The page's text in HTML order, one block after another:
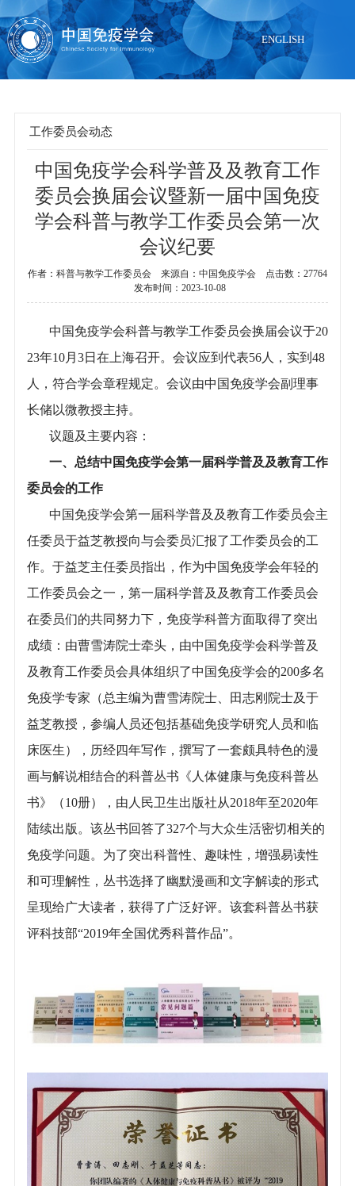
ENGLISH
工作委员会动态
当前位置： 首页 > 组织机构 > 工作委员会动态
中国免疫学会科学普及及教育工作
委员会换届会议暨新一届中国免疫
学会科普与教学工作委员会第一次
会议纪要
作者：科普与教学工作委员会 来源自：中国免疫学会 点击数：27764
发布时间：2023-10-08
中国免疫学会科普与教学工作委员会换届会议于20
23年10月3日在上海召开。会议应到代表56人，实到48
人，符合学会章程规定。会议由中国免疫学会副理事
长储以微教授主持。
议题及主要内容：
一、总结中国免疫学会第一届科学普及及教育工作
委员会的工作
中国免疫学会第一届科学普及及教育工作委员会主
任委员于益芝教授向与会委员汇报了工作委员会的工
作。于益芝主任委员指出，作为中国免疫学会年轻的
工作委员会之一，第一届科学普及及教育工作委员会
在委员们的共同努力下，免疫学科普方面取得了突出
成绩：由曹雪涛院士牵头，由中国免疫学会科学普及
及教育工作委员会具体组织了中国免疫学会的200多名
免疫学专家（总主编为曹雪涛院士、田志刚院士及于
益芝教授，参编人员还包括基础免疫学研究人员和临
床医生），历经四年写作，撰写了一套颇具特色的漫
画与解说相结合的科普丛书《人体健康与免疫科普丛
书》（10册），由人民卫生出版社从2018年至2020年
陆续出版。该丛书回答了327个与大众生活密切相关的
免疫学问题。为了突出科普性、趣味性，增强易读性
和可理解性，丛书选择了幽默漫画和文字解读的形式
呈现给广大读者，获得了广泛好评。该套科普丛书获
评科技部“2019年全国优秀科普作品”。